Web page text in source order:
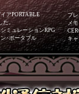
イアPORTABLE
た。
ミュレーションRPG
･ポータブル
プ
メ
キ